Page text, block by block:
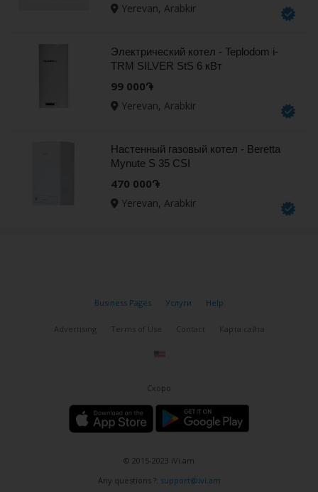
Yerevan, Arabkir
Электрический котел - Teplodom i-
TRM SILVER StS 6 кВт
99 000֏
Yerevan, Arabkir
Настенный газовый котел - Beretta
Mynute S 35 CSI
470 000֏
Yerevan, Arabkir
Business Pages Услуги Help
Advertising Terms of Use Contact Карта сайта
Скоро
© 2015-2023 iVi.am
Any questions ?: support@ivi.am